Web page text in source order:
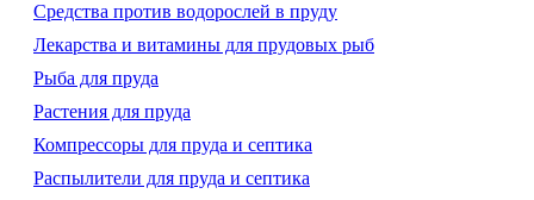
Средства против водорослей в пруду
Лекарства и витамины для прудовых рыб
Рыба для пруда
Растения для пруда
Компрессоры для пруда и септика
Распылители для пруда и септика